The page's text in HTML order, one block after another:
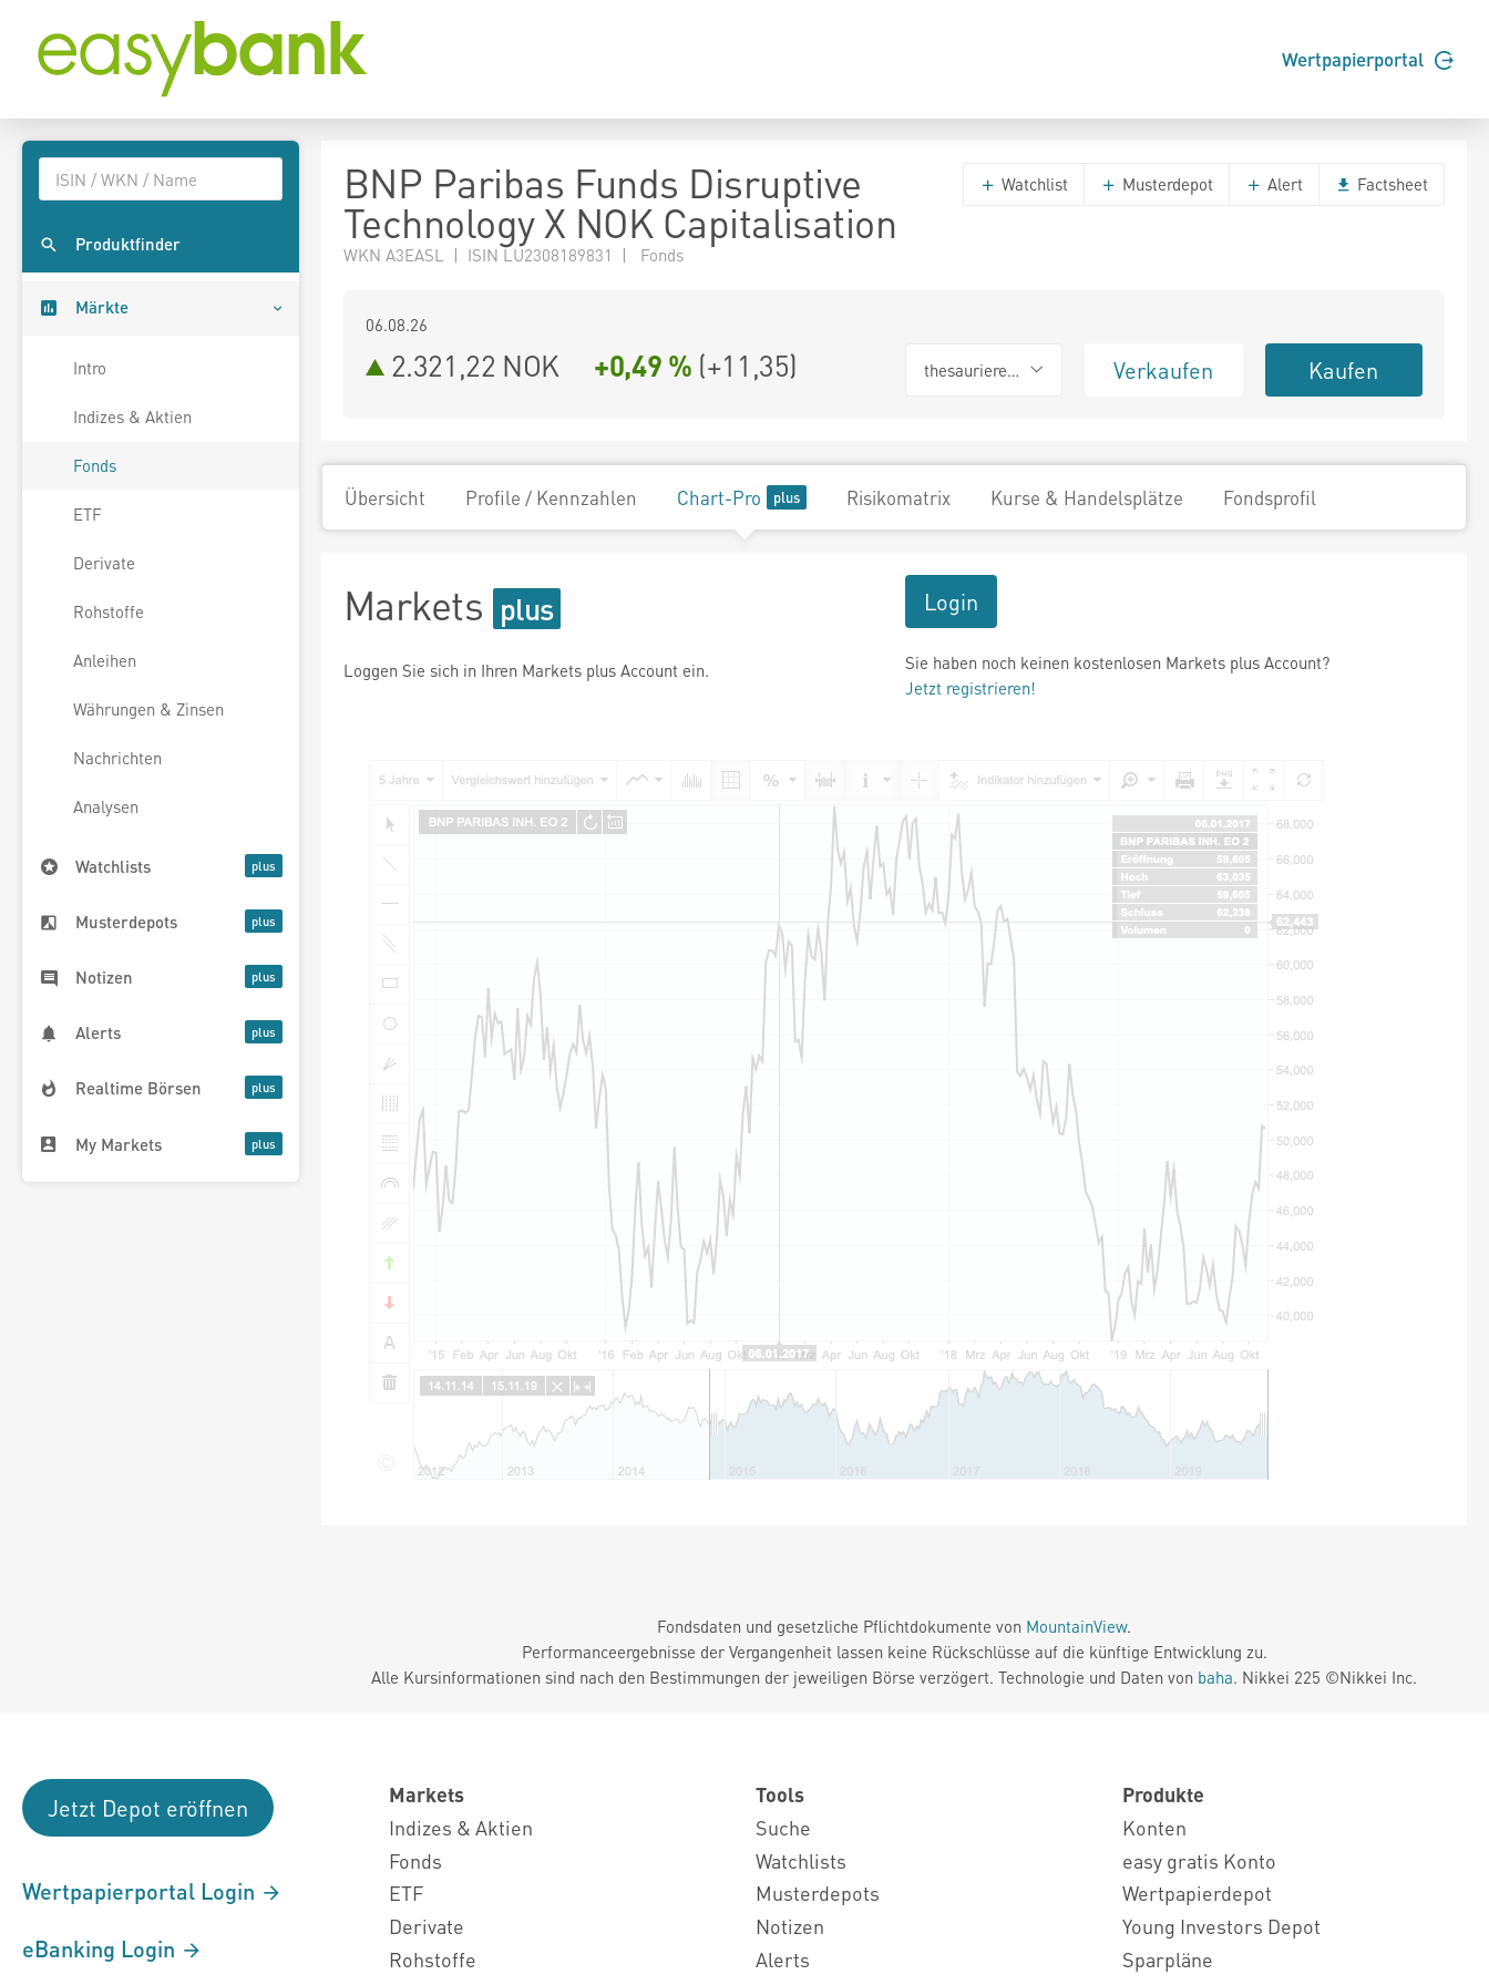
Wertpapierportal
Produktfinder
Märkte
Intro
Indizes & Aktien
Fonds
ETF
Derivate
Rohstoffe
Anleihen
Währungen & Zinsen
Nachrichten
Analysen
Watchlists
Musterdepots
Notizen
Alerts
Realtime Börsen
My Markets
BNP Paribas Funds Disruptive
Technology X NOK Capitalisation
WKN A3EASL | ISIN LU2308189831 | Fonds
Watchlist Musterdepot Alert Factsheet
06.08.26
2.321,22 NOK +0,49 % (+11,35) thesaurierend Verkaufen Kaufen
Übersicht Profile / Kennzahlen Chart-Pro Risikomatrix Kurse & Handelsplätze Fondsprofil
Markets
Loggen Sie sich in Ihren Markets plus Account ein.
Login
Sie haben noch keinen kostenlosen Markets plus Account?
Jetzt registrieren!
Fondsdaten und gesetzliche Pflichtdokumente von MountainView.
Performanceergebnisse der Vergangenheit lassen keine Rückschlüsse auf die künftige Entwicklung zu.
Alle Kursinformationen sind nach den Bestimmungen der jeweiligen Börse verzögert. Technologie und Daten von baha. Nikkei 225 ©Nikkei Inc.
Jetzt Depot eröffnen
Wertpapierportal Login
eBanking Login
Markets
Indizes & Aktien
Fonds
ETF
Derivate
Rohstoffe
Tools
Suche
Watchlists
Musterdepots
Notizen
Alerts
Produkte
Konten
easy gratis Konto
Wertpapierdepot
Young Investors Depot
Sparpläne